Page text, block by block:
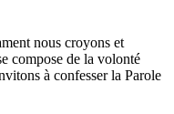
nous croyons et
compose de la volonté
à confesser la Parole